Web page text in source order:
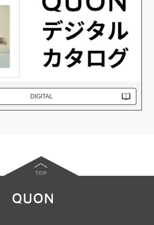
DIGITAL
TOP